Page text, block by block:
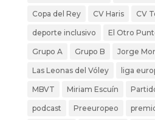
Copa del Rey CV Haris CV
deporte inclusivo El Otro
Grupo A Grupo B Jorge
Las Leonas del Vóley liga
MBVT Miriam Escuín
podcast Preeuropeo